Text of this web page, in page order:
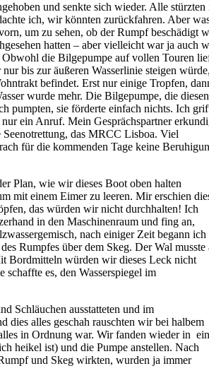
und senkte sich wieder. Alle stürzten
ich, wir könnten zurückfahren. Aber
um zu sehen, ob der Rumpf beschädigt
hatten – aber vielleicht war ja auch
Obwohl die Bilgepumpe auf vollen Touren
bis zur äußeren Wasserlinie steigen
befindet. Erst nur einige Tropfen,
wurde mehr. Die Bilgepumpe, die diesen
pumpten, sie förderte einfach nichts. Ich
ein Anruf. Mein Gesprächspartner
Seenotrettung, das MRCC Lisboa. Viel
für die kommenden Tage keine
Plan, wie wir dieses Boot oben halten
mit einem Eimer zu leeren. Mir erschien
das würden wir nicht durchhalten! Ich
in den Maschinenraum und fing an,
nach einiger Zeit begann ich
Rumpfes über dem Skeg. Der Wal musste
Bordmitteln würden wir dieses Leck nicht
es, den Wasserspiegel im
Schläuchen ausstatteten und im
dies alles geschah rauschten wir bei halbem
in Ordnung war. Wir fanden wieder in
heikel ist) und die Pumpe anstellen. Nach
und Skeg wirkten, wurden ja immer